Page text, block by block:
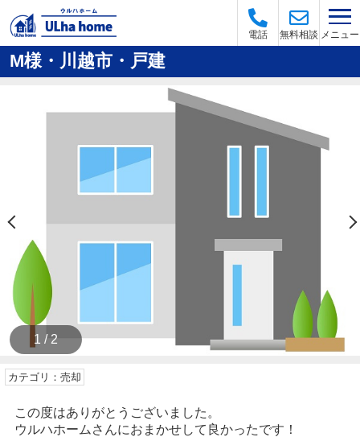
電話 無料相談 メニュー
M様・川越市・戸建
1 / 2
カテゴリ：売却
この度はありがとうございました。
ウルハホームさんにおまかせして良かったです！